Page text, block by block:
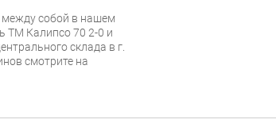
собой в нашем
ТМ Калипсо 70 2-0 и
склада в г.
смотрите на